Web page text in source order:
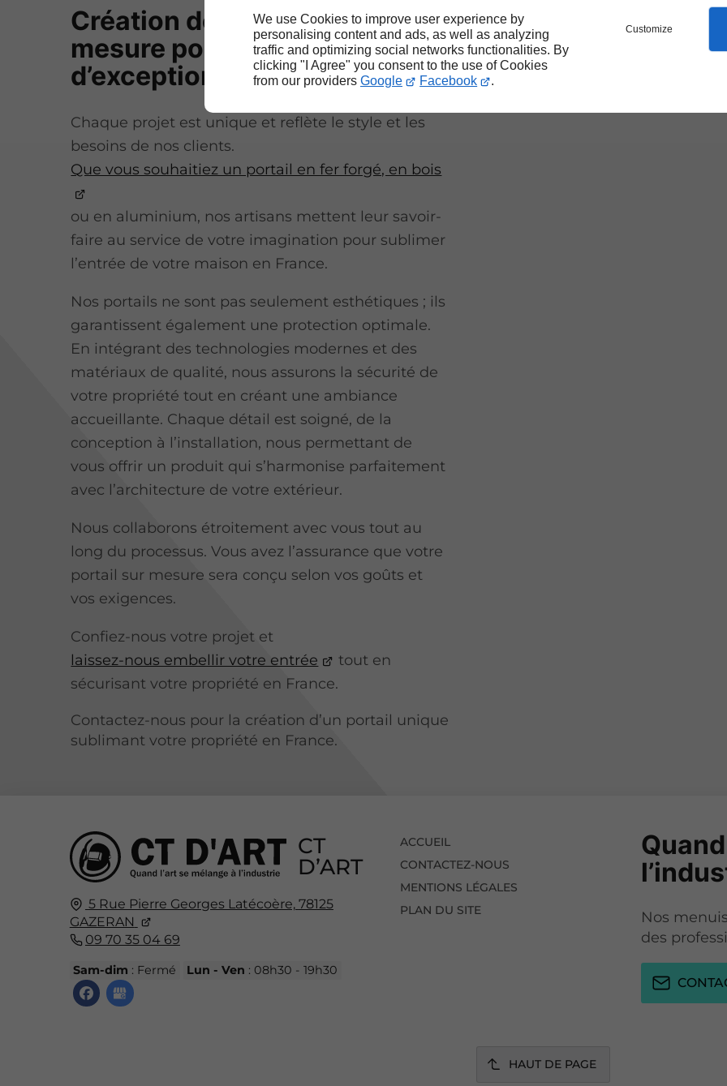
We use Cookies to improve user experience by
personalising content and ads, as well as analyzing
traffic and optimizing social networks functionalities. By
clicking "I Agree" you consent to the use of Cookies
from our providers Google Facebook .
Customize
Création de portails sur
mesure pour un extérieur
d’exception
Chaque projet est unique et reflète le style et les
besoins de nos clients.
Que vous souhaitiez un portail en fer forgé, en bois
ou en aluminium, nos artisans mettent leur savoir-
faire au service de votre imagination pour sublimer
l’entrée de votre maison en France.
Nos portails ne sont pas seulement esthétiques ; ils
garantissent également une protection optimale.
En intégrant des technologies modernes et des
matériaux de qualité, nous assurons la sécurité de
votre propriété tout en créant une ambiance
accueillante. Chaque détail est soigné, de la
conception à l’installation, nous permettant de
vous offrir un produit qui s’harmonise parfaitement
avec l’architecture de votre extérieur.
Nous collaborons étroitement avec vous tout au
long du processus. Vous avez l’assurance que votre
portail sur mesure sera conçu selon vos goûts et
vos exigences.
Confiez-nous votre projet et
laissez-nous embellir votre entrée
tout en
sécurisant votre propriété en France.
Contactez-nous pour la création d’un portail unique
sublimant votre propriété en France.
CT
D’ART
5 Rue Pierre Georges Latécoère, 78125
GAZERAN
09 70 35 04 69
Sam-dim : Fermé Lun - Ven : 08h30 - 19h30
ACCUEIL
CONTACTEZ-NOUS
MENTIONS LÉGALES
PLAN DU SITE
Nos
des
HAUT DE PAGE